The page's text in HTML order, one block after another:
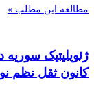
مطالعه این مطلب »
ژئوپلیتیک
کانون ثقل نظم